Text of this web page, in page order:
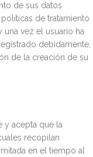
de sus datos
de tratamiento
vez el usuario ha
debidamente,
de la creación de su
y acepta que la
recopilan
en el tiempo al